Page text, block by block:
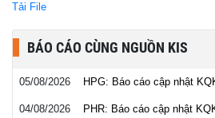
Tải File
BÁO CÁO CÙNG NGUỒN KIS
05/08/2026 HPG: Báo cáo cập nhật
04/08/2026 PHR: Báo cáo cập nhật